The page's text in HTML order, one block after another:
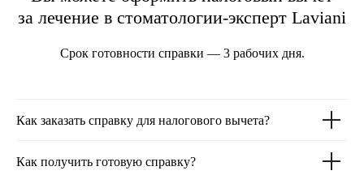
за лечение в стоматологии-эксперт Laviani
Срок готовности справки — 3 рабочих дня.
Как заказать справку для налогового вычета?
Как получить готовую справку?